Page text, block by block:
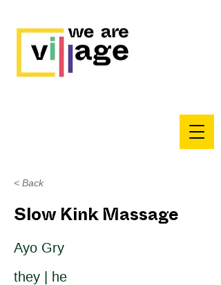
< Back
Slow Kink Massage
Ayo Gry
they | he